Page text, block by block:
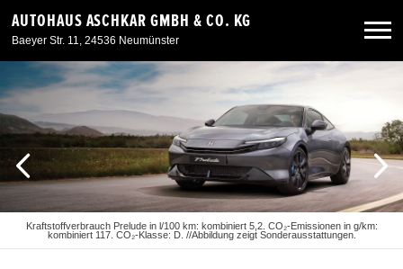
AUTOHAUS ASCHKAR GMBH & CO. KG
Baeyer Str. 11, 24536 Neumünster
Neuwagen
Gebrauchtwagen
Angebote
Service & Zubehör
Kraftstoffverbrauch Prelude in l/100 km: kombiniert 5,2. CO₂-Emissionen in g/km:
kombiniert 117. CO₂-Klasse: D. //Abbildung zeigt Sonderausstattungen.